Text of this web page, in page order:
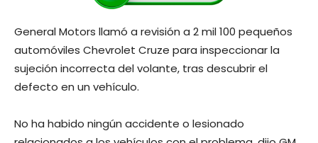
General Motors llamó a revisión a 2 mil 100 pequeños
automóviles Chevrolet Cruze para inspeccionar la
sujeción incorrecta del volante, tras descubrir el
defecto en un vehículo.
No ha habido ningún accidente o lesionado